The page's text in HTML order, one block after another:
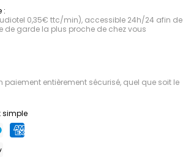
:
0,35€ ttc/min), accessible 24h/24 afin de
de garde la plus proche de chez vous
paiement entièrement sécurisé, quel que soit le
simple